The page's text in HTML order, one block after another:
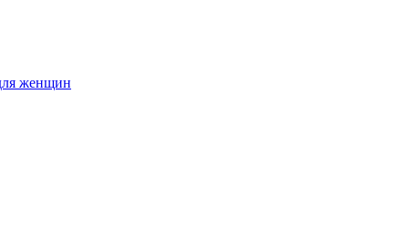
женщин